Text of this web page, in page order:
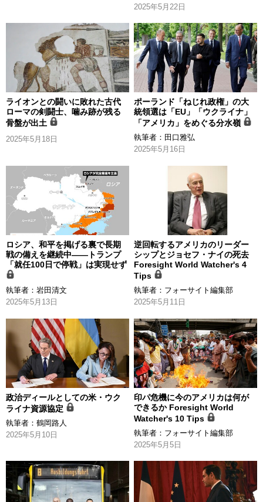
2025年5月22日
ライオンとの闘いに敗れた古代
ローマの剣闘士、噛み跡が残る
骨盤が出土
2025年5月18日
ポーランド「ねじれ政権」の大
統領選は「EU」「ウクライナ」
「アメリカ」をめぐる分水嶺
執筆者： 田口雅弘
2025年5月16日
ロシア、和平を掲げる裏で長期
戦の備えを継続中――トランプ
「就任100日で停戦」は実現せず
執筆者： 岩田清文
2025年5月13日
逆回転するアメリカのリーダー
シップとジョセフ・ナイの死去
Foresight World Watcher's 4
Tips
執筆者： フォーサイト編集部
2025年5月11日
政治ディールとしての米・ウク
ライナ資源協定
執筆者： 鶴岡路人
2025年5月10日
印パ危機に今のアメリカは何が
できるか Foresight World
Watcher's 10 Tips
執筆者： フォーサイト編集部
2025年5月5日